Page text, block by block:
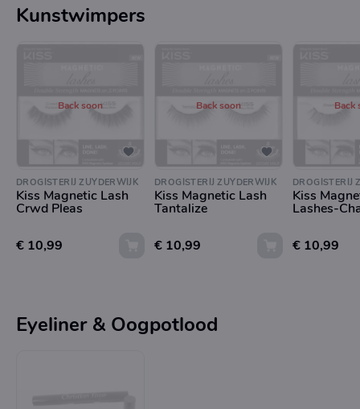
Kunstwimpers
Back soon
DROGISTERIJ ZUYDERWIJK
Kiss Magnetic Lash
Crwd Pleas
€ 10,99
Back soon
DROGISTERIJ ZUYDERWIJK
Kiss Magnetic Lash
Tantalize
€ 10,99
Back
DROGISTERIJ
Kiss
Lashes-
€ 10,99
Eyeliner & Oogpotlood